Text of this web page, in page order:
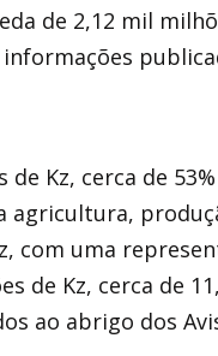
de 2,12 mil
Kz, cerca de
com uma
de Kz, cerca de
ao abrigo dos